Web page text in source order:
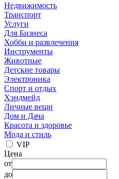
Недвижимость
Транспорт
Услуги
Для Бизнеса
Хобби и развлечения
Инструменты
Животные
Детские товары
Электроника
Спорт и отдых
Хэндмейд
Личные вещи
Дом и Дача
Красота и здоровье
Мода и стиль
VIP
Цена
от
до